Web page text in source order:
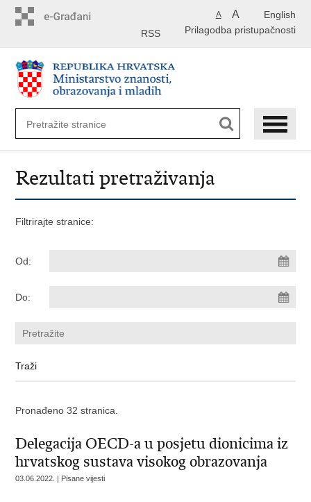
English
A A
Prilagodba pristupačnosti
RSS
Rezultati pretraživanja
Filtrirajte stranice:
Od:
Do:
Pronađeno 32 stranica.
Delegacija OECD-a u posjetu dionicima iz
hrvatskog sustava visokog obrazovanja
03.06.2022. | Pisane vijesti